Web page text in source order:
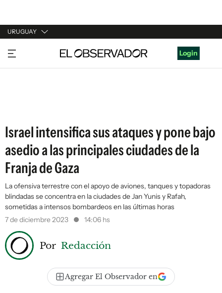
URUGUAY
URUGUAY
ARGENTINA
Login
Israel intensifica sus ataques y pone bajo
asedio a las principales ciudades de la
Franja de Gaza
La ofensiva terrestre con el apoyo de aviones, tanques y topadoras
blindadas se concentra en la ciudades de Jan Yunis y Rafah,
sometidas a intensos bombardeos en las últimas horas
7 de diciembre 2023
14:06 hs
Por Redacción
Agregar El Observador en